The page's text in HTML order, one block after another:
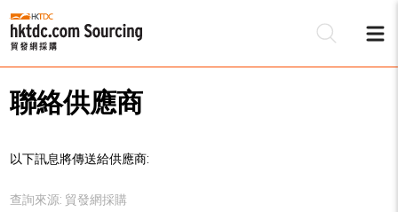
聯絡供應商
以下訊息將傳送給供應商:
查詢來源: 貿發網採購